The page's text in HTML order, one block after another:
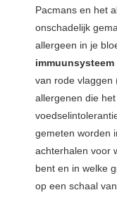
Pacmans en het
onschadelijk
allergeen in je
immuunsysteem
van rode vlaggen
allergenen die
gemeten worden
achterhalen voor
bent en in welke
op een schaal